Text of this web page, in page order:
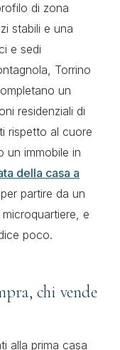
di zona
stabili e una
e sedi
Torrino
un
residenziali di
rispetto al cuore
un immobile in
della casa a
partire da un
e
poco.
chi vende
alla prima casa